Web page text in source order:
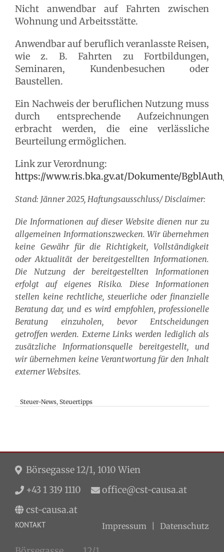
Nicht anwendbar auf Fahrten zwischen
Wohnung und Arbeitsstätte.
Anwendbar auf beruflich veranlasste Reisen,
wie z. B. Fahrten zu Fortbildungen,
Seminaren, Kundenbesuchen oder
Baustellen.
Ein Nachweis der beruflichen Nutzung muss
durch entsprechende Aufzeichnungen
erbracht werden, die eine verlässliche
Beurteilung ermöglichen.
Link zur Verordnung:
https://www.ris.bka.gv.at/Dokumente/
Stand: Jänner 2025, Haftungsausschluss/ Disclaimer:
Die Informationen auf dieser Website dienen nur zu
allgemeinen Informationszwecken. Wir übernehmen
keine Gewähr für die Richtigkeit, Vollständigkeit
oder Aktualität der bereitgestellten Informationen.
Die Nutzung der bereitgestellten Informationen
erfolgt auf eigenes Risiko. Diese Informationen
stellen keine rechtliche, steuerliche oder finanzielle
Beratung dar, und es wird empfohlen, professionelle
Beratung einzuholen, bevor Entscheidungen
getroffen werden. Externe Links werden lediglich als
zusätzliche Informationsquelle bereitgestellt, und
wir übernehmen keine Verantwortung für den Inhalt
externer Websites.
Steuer-News, Steuertipps
Börsegasse 12/1, 1010 Wien
+43 1 319 1110
office@cst-causa.at
cst-causa.at
Impressum Datenschutz
KONTAKT